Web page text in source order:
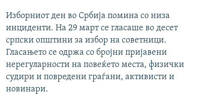
Изборниот ден во Србија помина со низа
инциденти. На 29 март се гласаше во десет
српски општини за избор на советници.
Гласањето се одржа со бројни пријавени
нерегуларности на повеќето места, физички
судири и повредени граѓани, активисти и
новинари.